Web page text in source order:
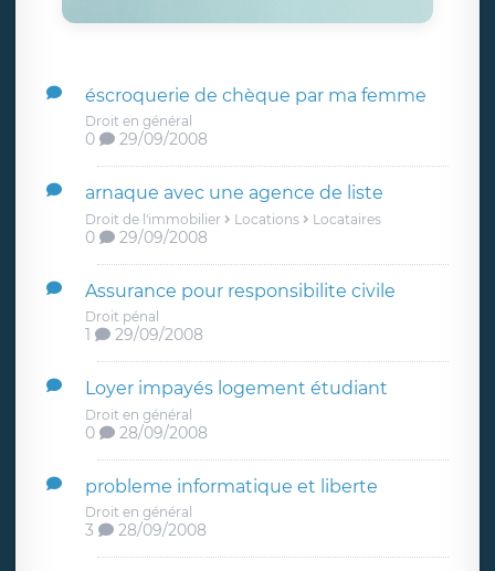
éscroquerie de chèque par ma femme
Droit en général
0 29/09/2008
arnaque avec une agence de liste
Droit de l'immobilier Locations Locataires
0 29/09/2008
Assurance pour responsibilite civile
Droit pénal
1 29/09/2008
Loyer impayés logement étudiant
Droit en général
0 28/09/2008
probleme informatique et liberte
Droit en général
3 28/09/2008